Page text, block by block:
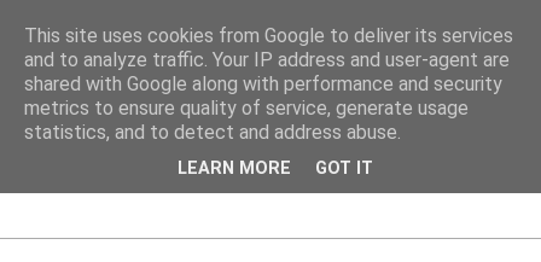
DIY PROJEKTY
DIY blog s návody, výtvarnými tipy a cestami za inspirací
This site uses cookies from Google to deliver its services
and to analyze traffic. Your IP address and user-agent are
shared with Google along with performance and security
metrics to ensure quality of service, generate usage
statistics, and to detect and address abuse.
LEARN MORE GOT IT